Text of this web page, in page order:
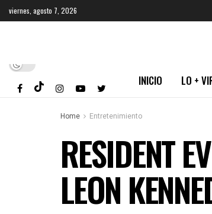
viernes, agosto 7, 2026
INICIO LO +
Home Entretenimiento
RESIDENT
LEON